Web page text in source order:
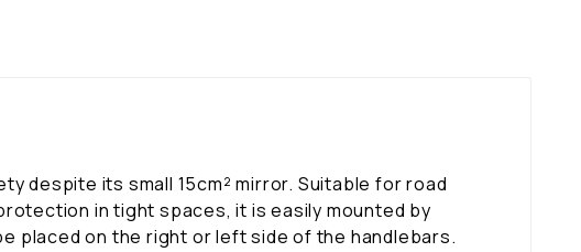
despite its small 15cm² mirror. Suitable for road
in tight spaces, it is easily mounted by
placed on the right or left side of the handlebars.